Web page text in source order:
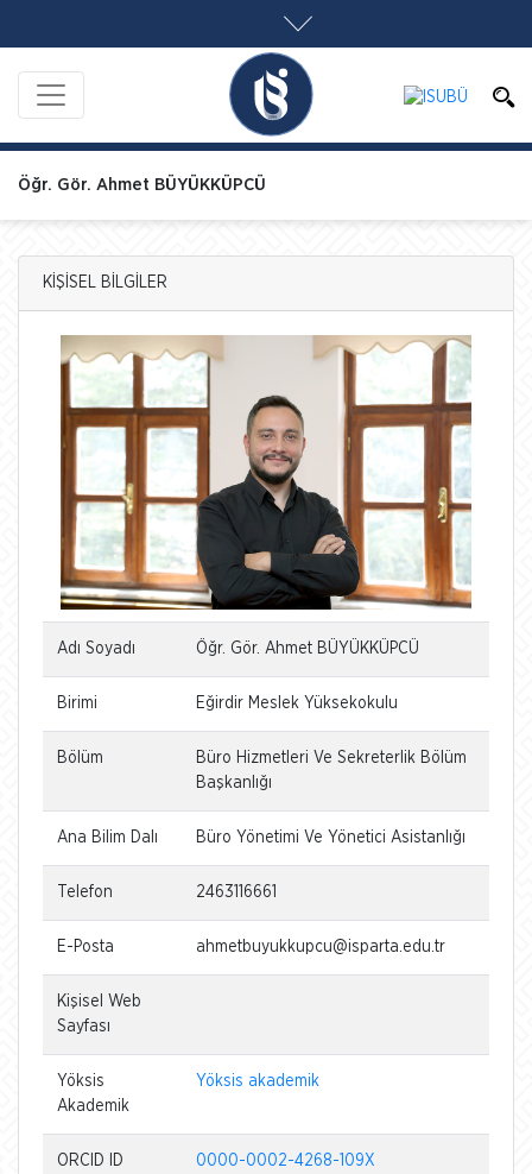
Öğr. Gör. Ahmet BÜYÜKKÜPCÜ
KİŞİSEL BİLGİLER
Adı Soyadı Öğr. Gör. Ahmet BÜYÜKKÜPCÜ
Birimi Eğirdir Meslek Yüksekokulu
Bölüm
Büro Hizmetleri Ve Sekreterlik Bölüm
Başkanlığı
Ana Bilim Dalı Büro Yönetimi Ve Yönetici Asistanlığı
Telefon 2463116661
E-Posta ahmetbuyukkupcu@isparta.edu.tr
Kişisel Web
Sayfası
Yöksis
Akademik
Yöksis akademik
ORCID ID 0000-0002-4268-109X